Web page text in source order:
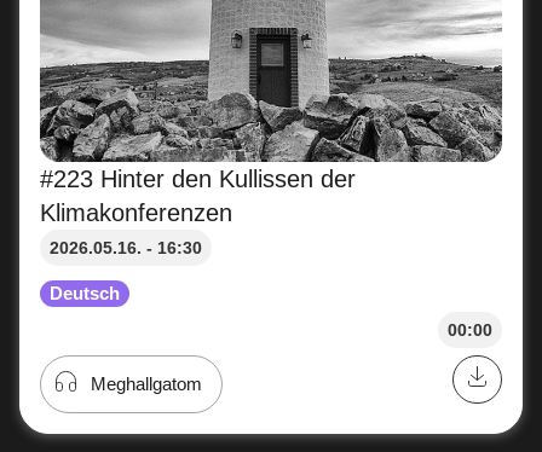
#223 Hinter den Kullissen der
Klimakonferenzen
2026.05.16. - 16:30
Deutsch
00:00
Meghallgatom